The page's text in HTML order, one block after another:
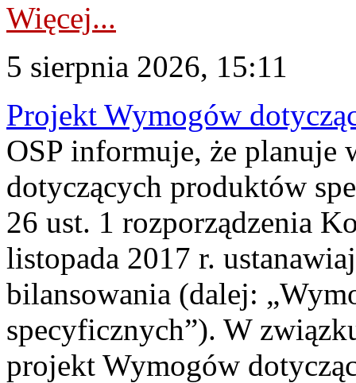
Więcej...
5 sierpnia 2026, 15:11
Projekt Wymogów
OSP informuje, że planuje
dotyczących produktów
26 ust. 1 rozporządzenia
listopada 2017 r.
bilansowania (dalej:
specyficznych”). W
projekt Wymogów